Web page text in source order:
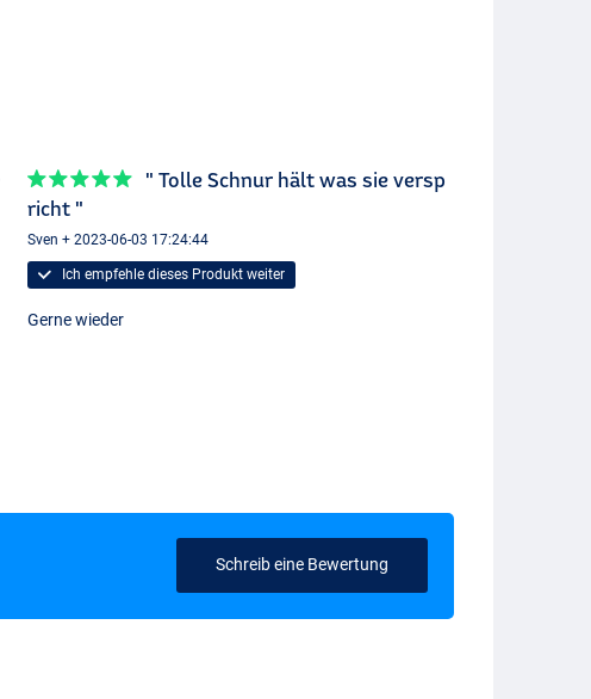
" Tolle Schnur hält was sie versp
richt "
Sven + 2023-06-03 17:24:44
Ich empfehle dieses Produkt weiter
Gerne wieder
Schreib eine Bewertung